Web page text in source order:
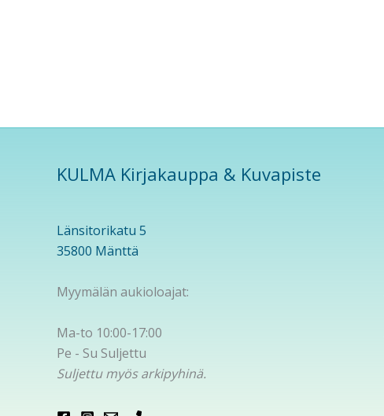
KULMA Kirjakauppa & Kuvapiste
Länsitorikatu 5
35800 Mänttä
Myymälän aukioloajat:
Ma-to 10:00-17:00
Pe - Su Suljettu
Suljettu myös arkipyhinä.